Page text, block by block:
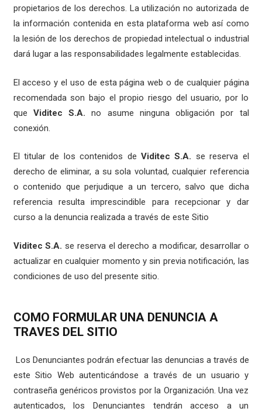
propietarios de los derechos. La utilización no autorizada de
la información contenida en esta plataforma web así como
la lesión de los derechos de propiedad intelectual o industrial
dará lugar a las responsabilidades legalmente establecidas.
El acceso y el uso de esta página web o de cualquier página
recomendada son bajo el propio riesgo del usuario, por lo
que Viditec S.A. no asume ninguna obligación por tal
conexión.
El titular de los contenidos de Viditec S.A. se reserva el
derecho de eliminar, a su sola voluntad, cualquier referencia
o contenido que perjudique a un tercero, salvo que dicha
referencia resulta imprescindible para recepcionar y dar
curso a la denuncia realizada a través de este Sitio
Viditec S.A. se reserva el derecho a modificar, desarrollar o
actualizar en cualquier momento y sin previa notificación, las
condiciones de uso del presente sitio.
COMO FORMULAR UNA DENUNCIA A
TRAVES DEL SITIO
Los Denunciantes podrán efectuar las denuncias a través de
este Sitio Web autenticándose a través de un usuario y
contraseña genéricos provistos por la Organización. Una vez
autenticados, los Denunciantes tendrán acceso a un